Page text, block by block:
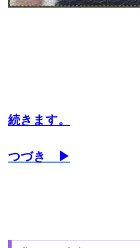
続きます。
つづき ▶